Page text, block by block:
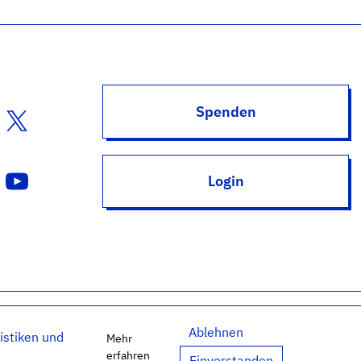
Spenden
Login
Newsletter
und
Mehr
erfahren
Ablehnen